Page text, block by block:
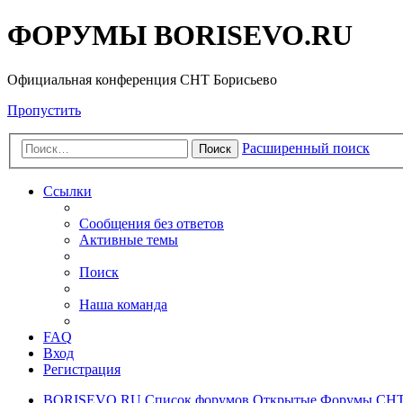
ФОРУМЫ BORISEVO.RU
Официальная конференция СНТ Борисьево
Пропустить
Поиск Расширенный поиск
Ссылки
Сообщения без ответов
Активные темы
Поиск
Наша команда
FAQ
Вход
Регистрация